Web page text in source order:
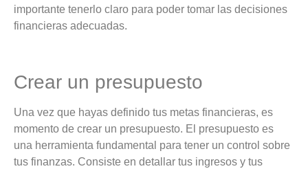
importante tenerlo claro para poder tomar las decisiones
financieras adecuadas.
Crear un presupuesto
Una vez que hayas definido tus metas financieras, es
momento de crear un presupuesto. El presupuesto es
una herramienta fundamental para tener un control sobre
tus finanzas. Consiste en detallar tus ingresos y tus